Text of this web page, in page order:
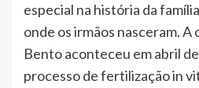
especial na história da
onde os irmãos nasceram.
Bento aconteceu em abril
processo de fertilização in